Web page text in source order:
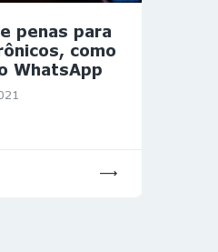
penas para
como
WhatsApp